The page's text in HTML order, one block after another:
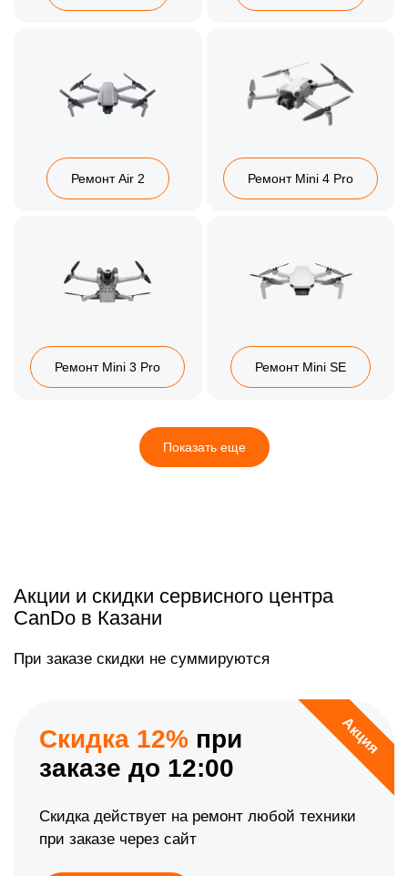
Ремонт Air 2 Ремонт Mini 4 Pro
Ремонт Mini 3 Pro Ремонт Mini SE
Показать еще
Акции и скидки сервисного центра
CanDo в Казани
При заказе скидки не суммируются
Акция
Скидка 12% при
заказе до 12:00
Скидка действует на ремонт любой техники
при заказе через сайт